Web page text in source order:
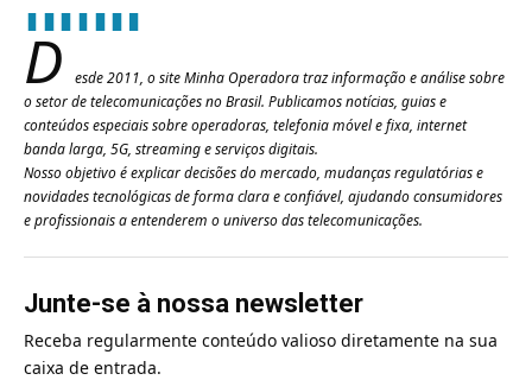
D
esde 2011, o site Minha Operadora traz informação e análise sobre
o setor de telecomunicações no Brasil. Publicamos notícias, guias e
conteúdos especiais sobre operadoras, telefonia móvel e fixa, internet
banda larga, 5G, streaming e serviços digitais.
Nosso objetivo é explicar decisões do mercado, mudanças regulatórias e
novidades tecnológicas de forma clara e confiável, ajudando consumidores
e profissionais a entenderem o universo das telecomunicações.
Junte-se à nossa newsletter
Receba regularmente conteúdo valioso diretamente na sua
caixa de entrada.